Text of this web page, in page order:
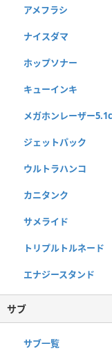
アメフラシ
ナイスダマ
ホップソナー
キューインキ
メガホンレーザー
ジェットパック
ウルトラハンコ
カニタンク
サメライド
トリプルトルネード
エナジースタンド
サブ
サブ一覧